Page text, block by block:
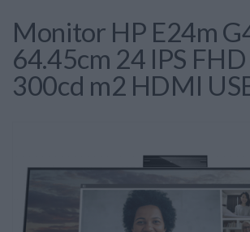
Monitor HP E24m
64.45cm 24 IPS
300cd m2 HDMI